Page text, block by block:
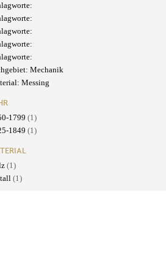
Mechanik
Messing
1799 (1)
1849 (1)
(1)
(1)